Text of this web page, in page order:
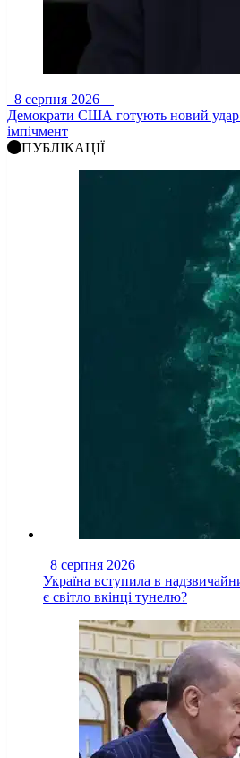
8 серпня 2026
Демократи США готують новий удар
імпічмент
ПУБЛІКАЦІЇ
8 серпня 2026
Україна вступила в
є світло вкінці тунелю?